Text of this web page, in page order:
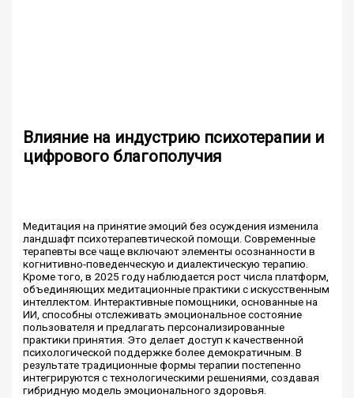
Влияние на индустрию психотерапии и
цифрового благополучия
Медитация на принятие эмоций без осуждения изменила
ландшафт психотерапевтической помощи. Современные
терапевты все чаще включают элементы осознанности в
когнитивно-поведенческую и диалектическую терапию.
Кроме того, в 2025 году наблюдается рост числа платформ,
объединяющих медитационные практики с искусственным
интеллектом. Интерактивные помощники, основанные на
ИИ, способны отслеживать эмоциональное состояние
пользователя и предлагать персонализированные
практики принятия. Это делает доступ к качественной
психологической поддержке более демократичным. В
результате традиционные формы терапии постепенно
интегрируются с технологическими решениями, создавая
гибридную модель эмоционального здоровья.